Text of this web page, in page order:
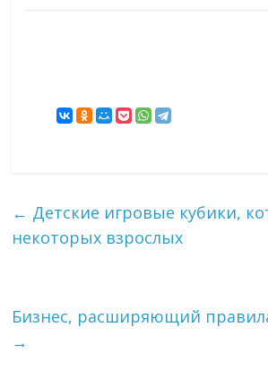
← Детские игровые кубики,
некоторых взрослых
Бизнес, расширяющий
→